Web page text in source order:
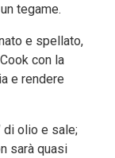
tegame.
e spellato,
con la
e rendere
di olio e sale;
sarà quasi